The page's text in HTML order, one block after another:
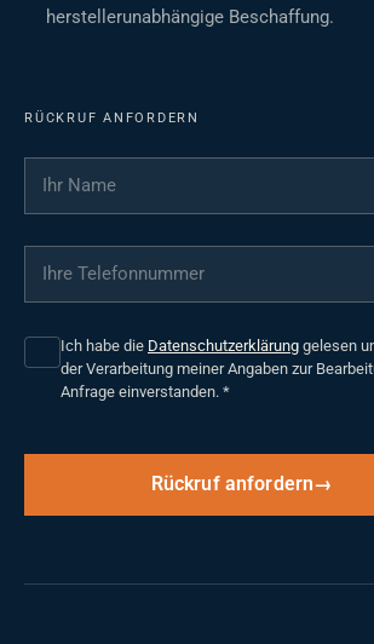
herstellerunabhängige Beschaffung.
RÜCKRUF ANFORDERN
Ihr Name
Ihre Telefonnummer
Ich habe die Datenschutzerklärung gelesen
der Verarbeitung meiner Angaben zur
Anfrage einverstanden. *
Rückruf anfordern